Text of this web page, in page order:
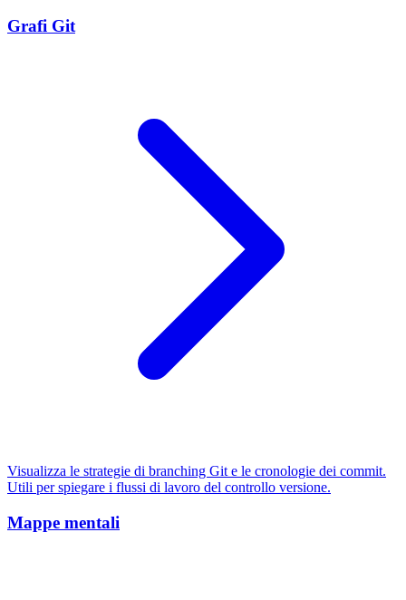
Grafi Git
Visualizza le strategie di branching Git e le cronologie dei commit.
Utili per spiegare i flussi di lavoro del controllo versione.
Mappe mentali